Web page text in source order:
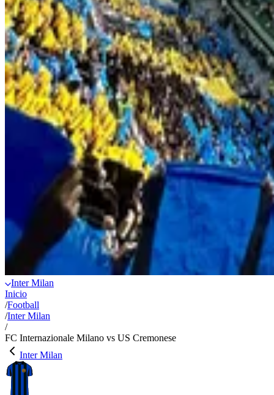
Inter Milan
Inicio
/Football
/Inter Milan
/
FC Internazionale Milano vs US Cremonese
Inter Milan